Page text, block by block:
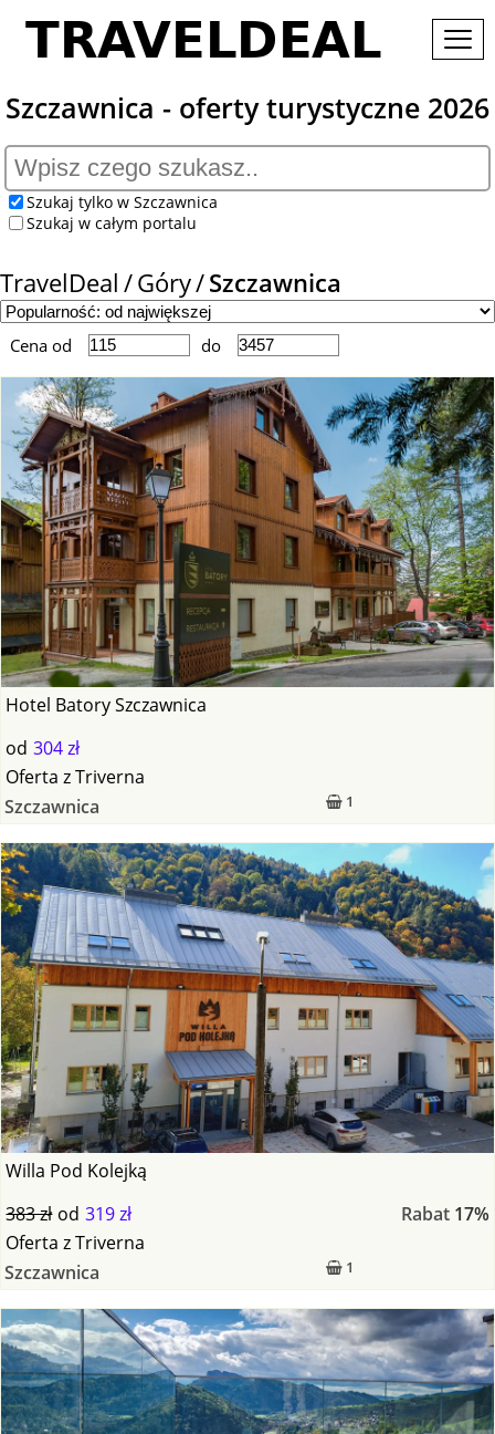
Szczawnica - oferty turystyczne 2026
Szukaj tylko w Szczawnica
Szukaj w całym portalu
TravelDeal Góry Szczawnica
Cena od do
Hotel Batory Szczawnica
od 304 zł
1
Oferta zTriverna
Szczawnica
Willa Pod Kolejką
383 zł od 319 zł Rabat 17%
1
Oferta zTriverna
Szczawnica